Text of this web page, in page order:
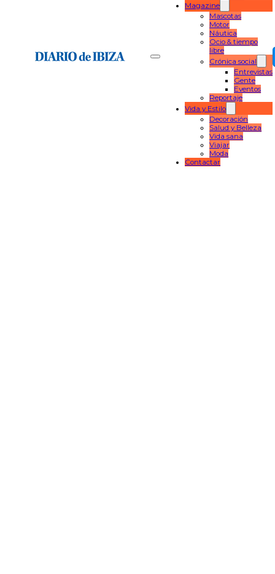
Magazine
Mascotas
Motor
Náutica
Ocio & tiempo
libre
Crónica social
Entrevistas
Gente
Eventos
Reportaje
Vida y Estilo
Decoración
Salud y Belleza
Vida sana
Viajar
Moda
Contactar